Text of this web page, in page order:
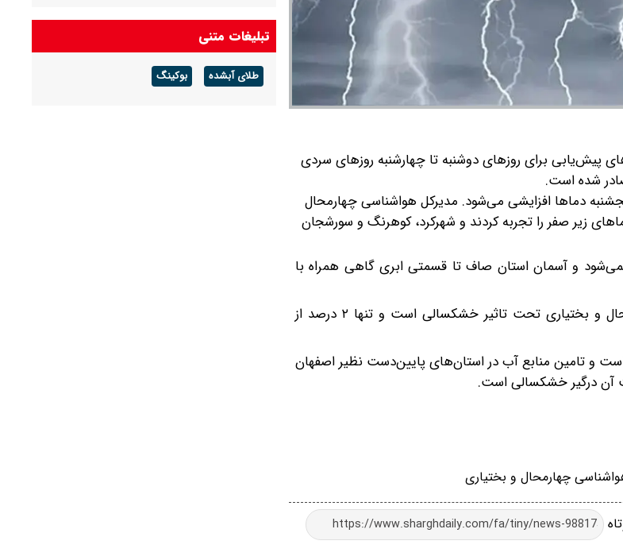
پیش‌یابی برای روزهای دوشنبه تا چهارشنبه روزهای سردی
شده است.
دماها افزایشی می‌شود. مدیرکل هواشناسی چهارمحال
زیر صفر را تجربه کردند و شهرکرد، کوهرنگ و سورشجان
و آسمان استان صاف تا قسمتی ابری گاهی همراه با
بر اساس شاخص اندازه‌گیری SPEI دوره ۱۰ ساله، ۹۸ درصد مساحت چهارمحال و بختیاری تحت تاثیر خشکسالی است و تنها ۲ درصد از
بزرگ کارون و زاینده‌رود است و تامین منابع آب در استان‌های پایین‌دست نظیر اصفهان
چهارمحال و بختیاری
اطلاعیه مهم درباره برگزاری امتحانات نهایی معوق در
۴ استان جنوبی کشور + جدول
تبلیغات متنی
طلای آبشده بوکینگ